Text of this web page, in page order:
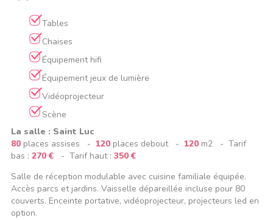
Tables
Chaises
Équipement hifi
Équipement jeux de lumière
Vidéoprojecteur
Scène
La salle : Saint Luc
80 places assises -120 places debout -120 m2 - Tarif
bas :270 € - Tarif haut :350 €
Salle de réception modulable avec cuisine familiale équipée.
Accès parcs et jardins. Vaisselle dépareillée incluse pour 80
couverts. Enceinte portative, vidéoprojecteur, projecteurs led en
option.